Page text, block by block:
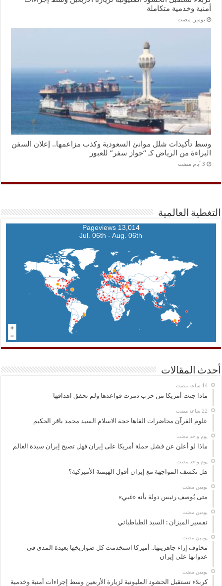
أمنية وخدمية متكاملة
‏يومين مضت
وسط تأكيدات شلل موانئ السعودية وكذب مزاعمها.. إعلان السفن
البراءة من الرياض كـ “جواز سفر” للعبور
التغطية العالمية
13,014 Pageviews
Jul. 06th - Aug. 06th
أحدث المقالات
‏14 ساعة مضت
ماذا جنت أمريكا من حرب دمرت قواعدها ولم تحقق اهدافها
علوم القرآن محاضرات القاها حجة الاسلام السيد محمد باقر الحكيم
‏يوم واحد مضت
ماذا لو أعلن عن فشل حملة أمريكا على إيران فهل تصبح إيران سيدة العالم
‏يوم واحد مضت
هل تكشف المواجهة مع إيران أفول الهيمنة الأميركية؟
‏يومين مضت
متى يُوصف رئيس دولة بأنه «غبي»
‏يومين مضت
تفسير الميزان : السيد الطباطبائي
‏يومين مضت
مخاوف إزاء جاهزيتها.. أميركا استخدمت كل صواريخها بعيدة المدى في
عدوانها على إيران
‏يومين مضت
كربلاء تستقبل الحشود المليونية لزيارة الأربعين وسط إجراءات أمنية وخدمية